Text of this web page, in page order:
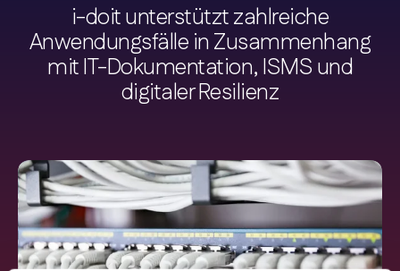
i-doit unterstützt zahlreiche
Anwendungsfälle in Zusammenhang
mit IT-Dokumentation, ISMS und
digitaler Resilienz